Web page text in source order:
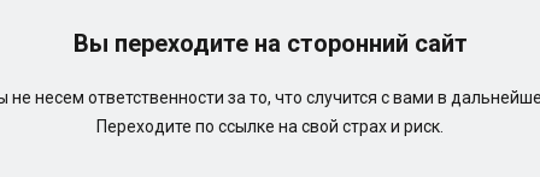
Вы переходите на сторонний сайт
не несем ответственности за то, что случится с вами в
Переходите по ссылке на свой страх и риск.